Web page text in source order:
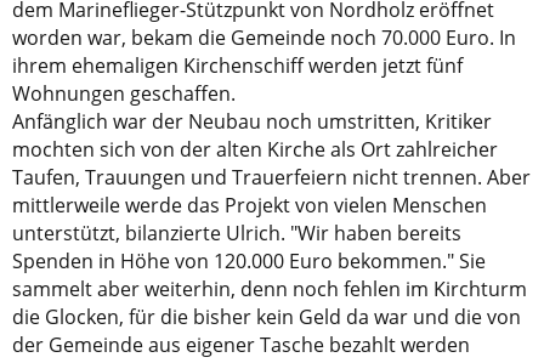
dem Marineflieger-Stützpunkt von Nordholz eröffnet
worden war, bekam die Gemeinde noch 70.000 Euro. In
ihrem ehemaligen Kirchenschiff werden jetzt fünf
Wohnungen geschaffen.
Anfänglich war der Neubau noch umstritten, Kritiker
mochten sich von der alten Kirche als Ort zahlreicher
Taufen, Trauungen und Trauerfeiern nicht trennen. Aber
mittlerweile werde das Projekt von vielen Menschen
unterstützt, bilanzierte Ulrich. "Wir haben bereits
Spenden in Höhe von 120.000 Euro bekommen." Sie
sammelt aber weiterhin, denn noch fehlen im Kirchturm
die Glocken, für die bisher kein Geld da war und die von
der Gemeinde aus eigener Tasche bezahlt werden